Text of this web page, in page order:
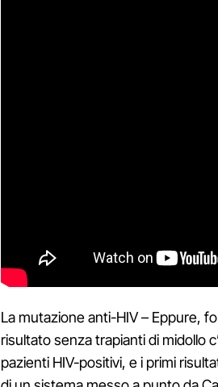
La mutazione anti-HIV – Eppure,
risultato senza trapianti di midollo
pazienti HIV-positivi, e i primi